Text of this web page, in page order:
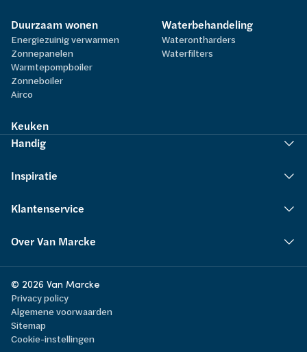
Duurzaam wonen
Energiezuinig verwarmen
Zonnepanelen
Warmtepompboiler
Zonneboiler
Airco
Waterbehandeling
Waterontharders
Waterfilters
Keuken
Handig
Inspiratie
Klantenservice
Over Van Marcke
© 2026 Van Marcke
Privacy policy
Algemene voorwaarden
Sitemap
Cookie-instellingen